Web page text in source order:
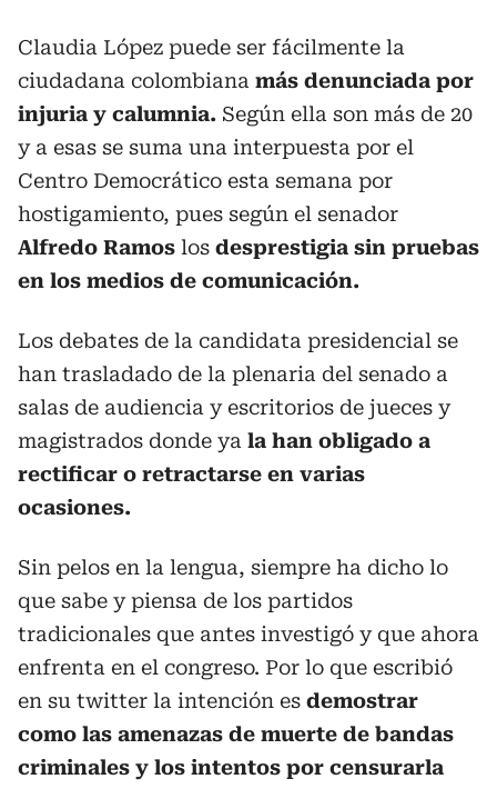
Claudia López puede ser fácilmente la
ciudadana colombiana más denunciada por
injuria y calumnia. Según ella son más de 20
y a esas se suma una interpuesta por el
Centro Democrático esta semana por
hostigamiento, pues según el senador
Alfredo Ramos los desprestigia sin pruebas
en los medios de comunicación.
Los debates de la candidata presidencial se
han trasladado de la plenaria del senado a
salas de audiencia y escritorios de jueces y
magistrados donde ya la han obligado a
rectificar o retractarse en varias
ocasiones.
Sin pelos en la lengua, siempre ha dicho lo
que sabe y piensa de los partidos
tradicionales que antes investigó y que ahora
enfrenta en el congreso. Por lo que escribió
en su twitter la intención es demostrar
como las amenazas de muerte de bandas
criminales y los intentos por censurarla